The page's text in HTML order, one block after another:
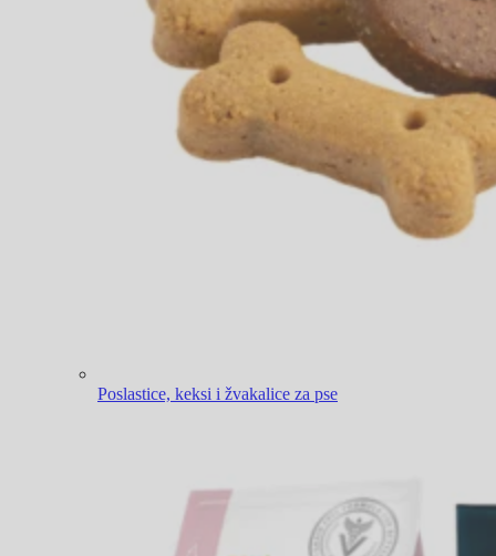
Poslastice, keksi i žvakalice za pse